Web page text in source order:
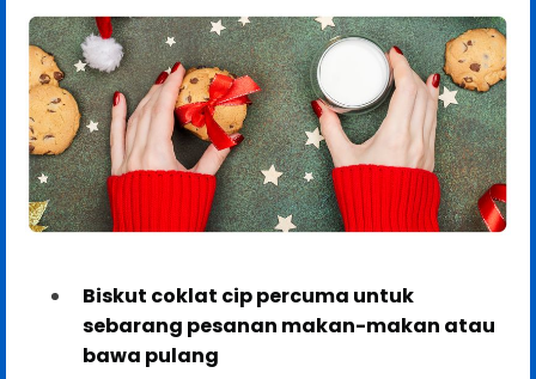
Biskut coklat cip percuma untuk
sebarang pesanan makan-makan atau
bawa pulang